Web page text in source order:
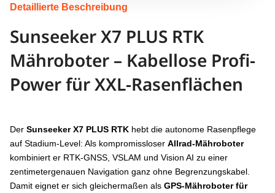
NACHTSICHT
KANTENSCHNITT Nein
ANTRIEB 3WD
STEIGUNG 70%
GERÄUSCH 60 dB
4G INKL. 5 Jahre
Detaillierte Beschreibung
Sunseeker X7 PLUS RTK
Mähroboter – Kabellose Profi-
Power für XXL-Rasenflächen
Der Sunseeker X7 PLUS RTK hebt die autonome Rasenpflege
auf Stadium-Level: Als kompromissloser Allrad-Mähroboter
kombiniert er RTK-GNSS, VSLAM und Vision AI zu einer
zentimetergenauen Navigation ganz ohne Begrenzungskabel.
Damit eignet er sich gleichermaßen als GPS-Mähroboter für